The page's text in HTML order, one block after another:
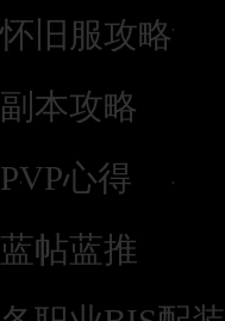
怀旧服攻略
副本攻略
PVP心得
蓝帖蓝推